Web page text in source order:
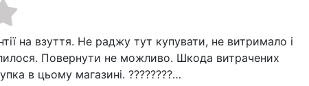
на взуття. Не раджу тут купувати, не витримало і
Повернути не можливо. Шкода витрачених
в цьому магазині. ????????…